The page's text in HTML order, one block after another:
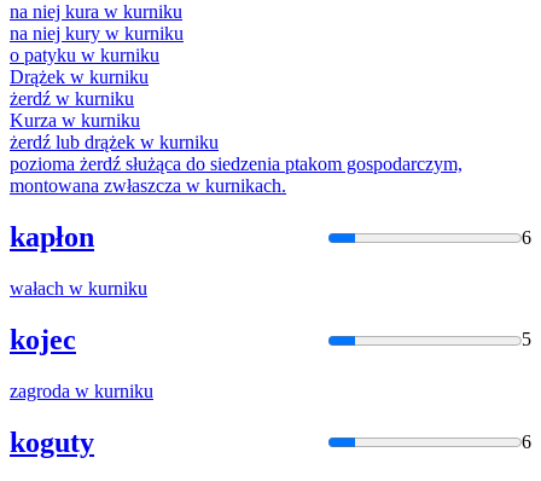
na niej kura w kurniku
na niej kury w kurniku
o patyku w kurniku
Drążek w kurniku
żerdź w kurniku
Kurza w kurniku
żerdź lub drążek w kurniku
pozioma żerdź służąca do siedzenia ptakom gospodarczym,
montowana zwłaszcza w kurnikach.
kapłon 6
wałach w kurniku
kojec 5
zagroda w kurniku
koguty 6